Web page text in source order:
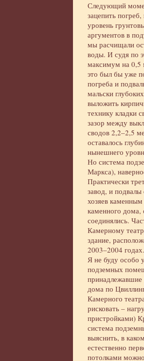
Следующий
зацепить
уровень
аргументов в
мы расчищали
воды. И судя по
максимум на 0,5
это был бы уже
погреба и
мальски
выложить
технику кладки
зазор между
сводов 2,2–2,5
оставалось
нынешнего
Но система
Маркса),
Практически
завод, и
хозяев
каменного дома,
соединялись.
Камерному
здание,
2003–2004 годах.
Я не буду особо
подземных
принадлежавшие
дома по
Камерного
рисковать –
пристройками)
система
выяснить, в
естественно
потолками